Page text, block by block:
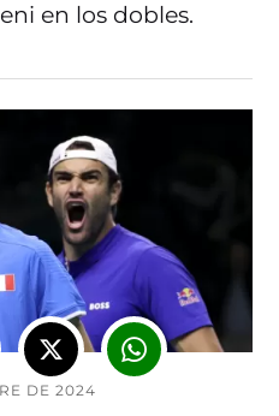
en los dobles.
DE 2024